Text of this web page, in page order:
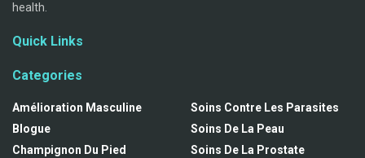
health.
Quick Links
Categories
Amélioration Masculine
Blogue
Champignon Du Pied
Soins Contre Les Parasites
Soins De La Peau
Soins De La Prostate